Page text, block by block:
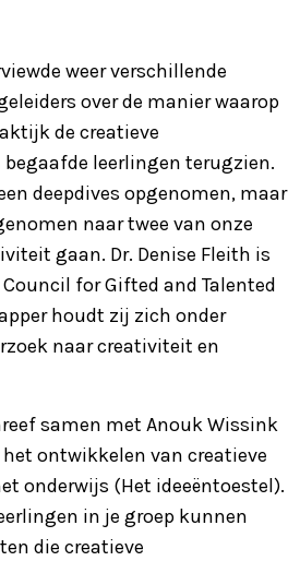
weer verschillende
over de manier waarop
de creatieve
leerlingen terugzien.
deepdives opgenomen, maar
naar twee van onze
gaan. Dr. Denise Fleith is
for Gifted and Talented
houdt zij zich onder
naar creativiteit en
samen met Anouk Wissink
ontwikkelen van creatieve
onderwijs (Het ideeëntoestel).
in je groep kunnen
die creatieve